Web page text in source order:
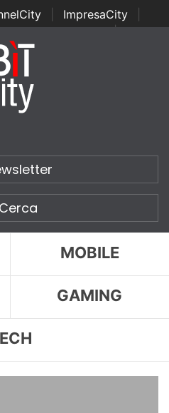
ImpresaCity
Channel Awards | Italian
Security Awards
Cerca
MOBILE
GAMING